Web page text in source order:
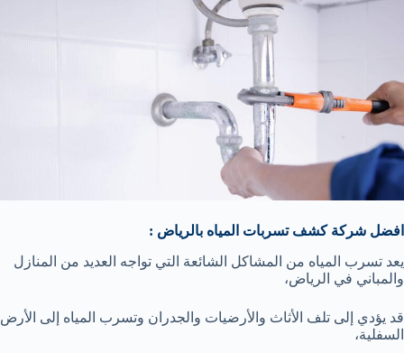
افضل شركة كشف تسربات المياه بالرياض :
يعد تسرب المياه من المشاكل الشائعة التي تواجه العديد من المنازل
والمباني في الرياض،
قد يؤدي إلى تلف الأثاث والأرضيات والجدران وتسرب المياه إلى الأرض
السفلية،